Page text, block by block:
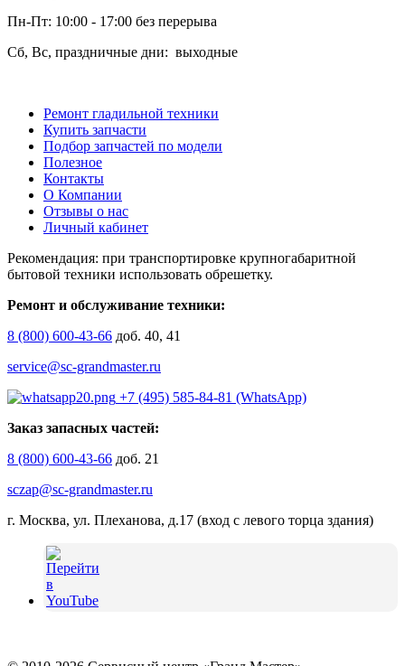
Пн-Пт: 10:00 - 17:00 без перерыва
Сб, Вс, праздничные дни: выходные
Ремонт гладильной техники
Купить запчасти
Подбор запчастей по модели
Полезное
Контакты
О Компании
Отзывы о нас
Личный кабинет
Рекомендация: при транспортировке крупногабаритной
бытовой техники использовать обрешетку.
Ремонт и обслуживание техники:
8 (800) 600-43-66 доб. 40, 41
service@sc-grandmaster.ru
+7 (495) 585-84-81 (WhatsApp)
Заказ запасных частей:
8 (800) 600-43-66 доб. 21
sczap@sc-grandmaster.ru
г. Москва, ул. Плеханова, д.17 (вход с левого торца здания)